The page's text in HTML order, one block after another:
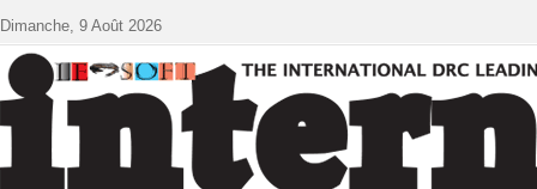
Dimanche, 9 Août 2026